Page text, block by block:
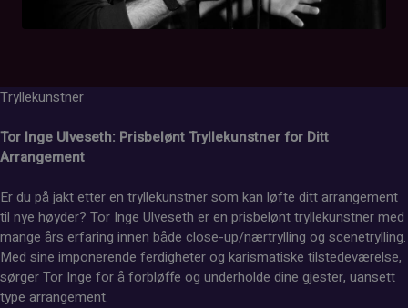
Tryllekunstner
Tor Inge Ulveseth: Prisbelønt Tryllekunstner for Ditt
Arrangement
Er du på jakt etter en tryllekunstner som kan løfte ditt arrangement
til nye høyder? Tor Inge Ulveseth er en prisbelønt tryllekunstner med
mange års erfaring innen både close-up/nærtrylling og scenetrylling.
Med sine imponerende ferdigheter og karismatiske tilstedeværelse,
sørger Tor Inge for å forbløffe og underholde dine gjester, uansett
type arrangement.